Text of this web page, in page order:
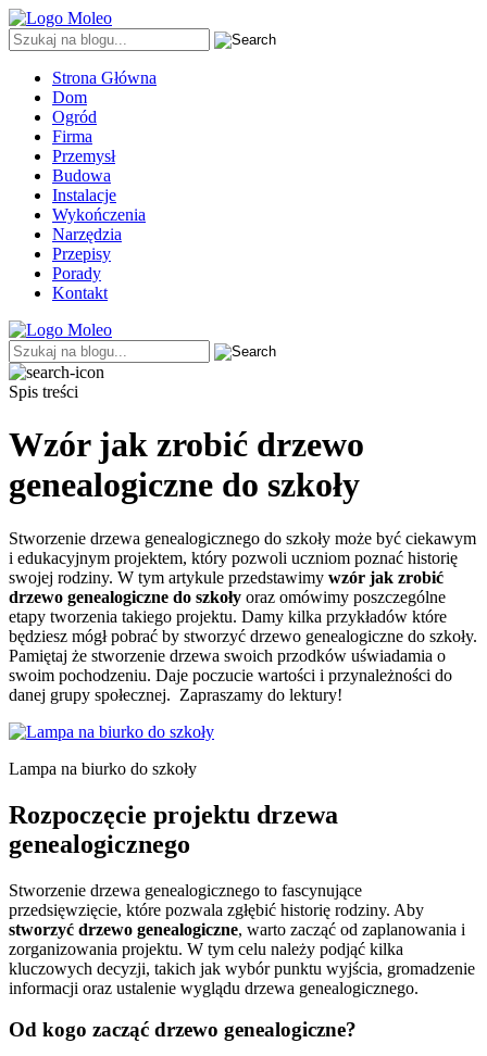
Strona Główna
Dom
Ogród
Firma
Przemysł
Budowa
Instalacje
Wykończenia
Narzędzia
Przepisy
Porady
Kontakt
Spis treści
Wzór jak zrobić drzewo
genealogiczne do szkoły
Stworzenie drzewa genealogicznego do szkoły może być ciekawym
i edukacyjnym projektem, który pozwoli uczniom poznać historię
swojej rodziny. W tym artykule przedstawimy wzór jak zrobić
drzewo genealogiczne do szkoły oraz omówimy poszczególne
etapy tworzenia takiego projektu. Damy kilka przykładów które
będziesz mógł pobrać by stworzyć drzewo genealogiczne do szkoły.
Pamiętaj że stworzenie drzewa swoich przodków uświadamia o
swoim pochodzeniu. Daje poczucie wartości i przynależności do
danej grupy społecznej. Zapraszamy do lektury!
Lampa na biurko do szkoły
Rozpoczęcie projektu drzewa
genealogicznego
Stworzenie drzewa genealogicznego to fascynujące
przedsięwzięcie, które pozwala zgłębić historię rodziny. Aby
stworzyć drzewo genealogiczne, warto zacząć od zaplanowania i
zorganizowania projektu. W tym celu należy podjąć kilka
kluczowych decyzji, takich jak wybór punktu wyjścia, gromadzenie
informacji oraz ustalenie wyglądu drzewa genealogicznego.
Od kogo zacząć drzewo genealogiczne?